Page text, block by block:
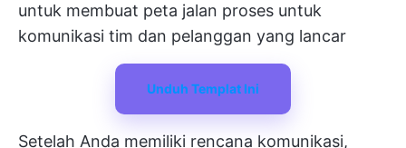
untuk membuat peta jalan proses untuk
komunikasi tim dan pelanggan yang lancar
Unduh Templat Ini
Setelah Anda memiliki rencana komunikasi,